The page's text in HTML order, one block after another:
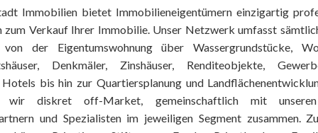
Immobilien bietet Immobilieneigentümern einzigartig
zum Verkauf Ihrer Immobilie. Unser Netzwerk umfasst
von der Eigentumswohnung über Wassergrundstücke,
Denkmäler, Zinshäuser, Renditeobjekte,
bis hin zur Quartiersplanung und
wir diskret off-Market, gemeinschaftlich mit
und Spezialisten im jeweiligen Segment zusammen.